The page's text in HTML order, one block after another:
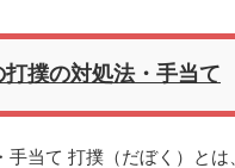
打撲の対処法・手当て
手当て 打撲（だぼく）とは